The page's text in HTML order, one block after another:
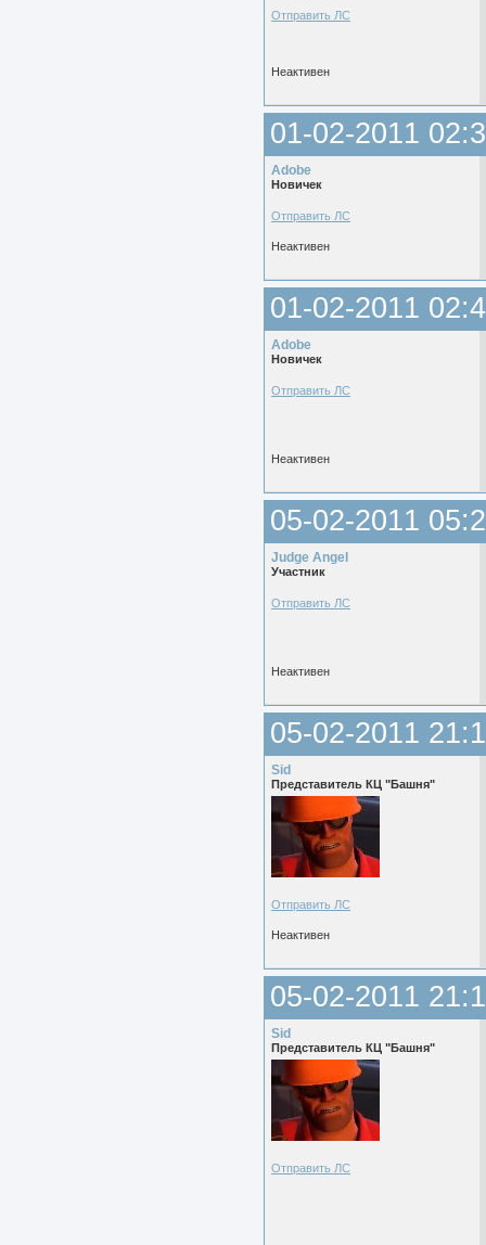
Отправить ЛС
Неактивен
01-02-2011
Adobe
Новичек
Отправить ЛС
Неактивен
01-02-2011
Adobe
Новичек
Отправить ЛС
Неактивен
05-02-2011
Judge Angel
Участник
Отправить ЛС
Неактивен
05-02-2011
Sid
Представитель КЦ "Башня"
Отправить ЛС
Неактивен
05-02-2011
Sid
Представитель КЦ "Башня"
Отправить ЛС